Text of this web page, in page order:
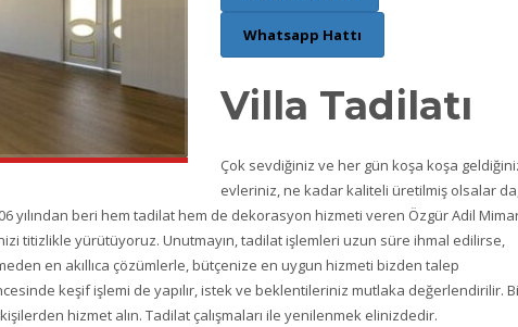
Whatsapp Hattı
Villa Tadilatı
Çok sevdiğiniz ve her gün koşa koşa
evleriniz, ne kadar kaliteli üretilmiş olsalar
yılından beri hem tadilat hem de dekorasyon hizmeti veren Özgür Adil
titizlikle yürütüyoruz. Unutmayın, tadilat işlemleri uzun süre ihmal edilirse,
en akıllıca çözümlerle, bütçenize en uygun hizmeti bizden talep
keşif işlemi de yapılır, istek ve beklentileriniz mutlaka değerlendirilir.
hizmet alın. Tadilat çalışmaları ile yenilenmek elinizdedir.